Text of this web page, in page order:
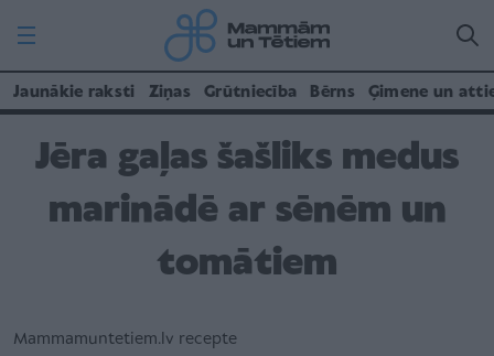
Jaunākie raksti Ziņas Grūtniecība Bērns Ģimene un
Jēra gaļas šašliks medus
marinādē ar sēnēm un
tomātiem
Mammamuntetiem.lv recepte